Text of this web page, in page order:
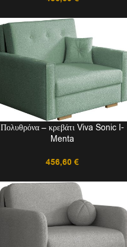
Πολυθρόνα – κρεβάτι Viva Sonic I-
Menta
456,60 €